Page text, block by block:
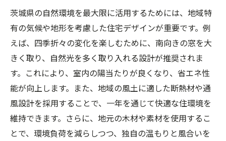
茨城県の自然環境を最大限に活用するためには、地域特
有の気候や地形を考慮した住宅デザインが重要です。例
えば、四季折々の変化を楽しむために、南向きの窓を大
きく取り、自然光を多く取り入れる設計が推奨されま
す。これにより、室内の陽当たりが良くなり、省エネ性
能が向上します。また、地域の風土に適した断熱材や通
風設計を採用することで、一年を通じて快適な住環境を
維持できます。さらに、地元の木材や素材を使用するこ
とで、環境負荷を減らしつつ、独自の温もりと風合いを